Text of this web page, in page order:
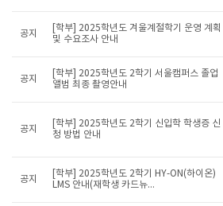
공지
[학부] 2025학년도 겨울계절학기 운영 계획
및 수요조사 안내
공지
[학부] 2025학년도 2학기 서울캠퍼스 졸업
앨범 최종 촬영안내
공지
[학부] 2025학년도 2학기 신입학 학생증 신
청 방법 안내
공지
[학부] 2025학년도 2학기 HY-ON(하이온)
LMS 안내(재학생 카드뉴...